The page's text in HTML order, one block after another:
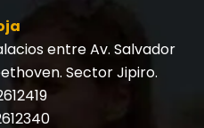
entre Av. Salvador
Sector Jipiro.